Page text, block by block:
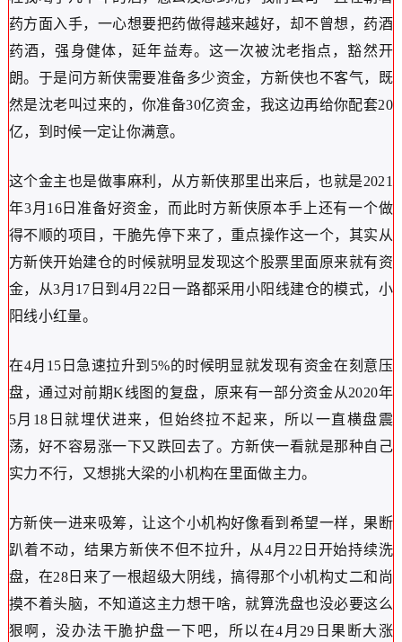
药方面入手，一心想要把药做得越来越好，却不曾想，药酒
药酒，强身健体，延年益寿。这一次被沈老指点，豁然开
朗。于是问方新侠需要准备多少资金，方新侠也不客气，既
然是沈老叫过来的，你准备30亿资金，我这边再给你配套20
亿，到时候一定让你满意。
这个金主也是做事麻利，从方新侠那里出来后，也就是2021
年3月16日准备好资金，而此时方新侠原本手上还有一个做
得不顺的项目，干脆先停下来了，重点操作这一个，其实从
方新侠开始建仓的时候就明显发现这个股票里面原来就有资
金，从3月17日到4月22日一路都采用小阳线建仓的模式，小
阳线小红量。
在4月15日急速拉升到5%的时候明显就发现有资金在刻意压
盘，通过对前期K线图的复盘，原来有一部分资金从2020年
5月18日就埋伏进来，但始终拉不起来，所以一直横盘震
荡，好不容易涨一下又跌回去了。方新侠一看就是那种自己
实力不行，又想挑大梁的小机构在里面做主力。
方新侠一进来吸筹，让这个小机构好像看到希望一样，果断
趴着不动，结果方新侠不但不拉升，从4月22日开始持续洗
盘，在28日来了一根超级大阴线，搞得那个小机构丈二和尚
摸不着头脑，不知道这主力想干啥，就算洗盘也没必要这么
狠啊，没办法干脆护盘一下吧，所以在4月29日果断大涨